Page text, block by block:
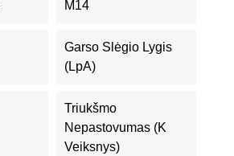
M14
Garso Slėgio Lygis
(LpA)
Triukšmo
Nepastovumas (K
Veiksnys)